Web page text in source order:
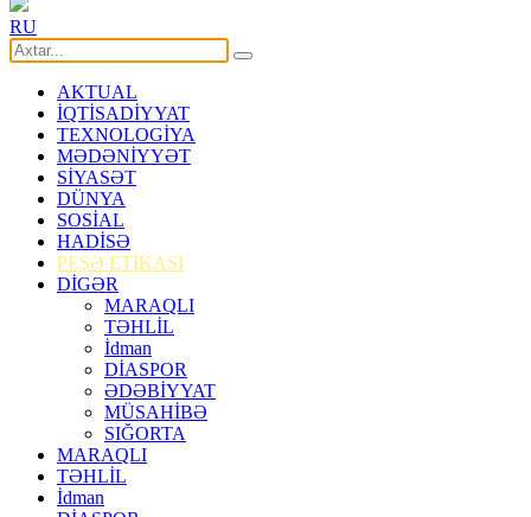
RU
AKTUAL
İQTİSADİYYAT
TEXNOLOGİYA
MƏDƏNİYYƏT
SİYASƏT
DÜNYA
SOSİAL
HADİSƏ
PEŞƏ ETİKASI
DİGƏR
MARAQLI
TƏHLİL
İdman
DİASPOR
ƏDƏBİYYAT
MÜSAHİBƏ
SIĞORTA
MARAQLI
TƏHLİL
İdman